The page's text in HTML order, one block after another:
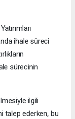
ihale süreci
sürecinin
ilgili
talep ederken, bu